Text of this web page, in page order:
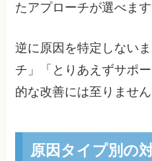
たアプローチが選べます
逆に原因を特定しない
チ」「とりあえずサポ
的な改善には至りません
原因タイプ別の